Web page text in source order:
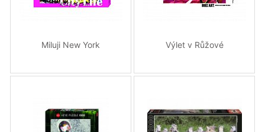
Miluji New York Výlet v Růžové